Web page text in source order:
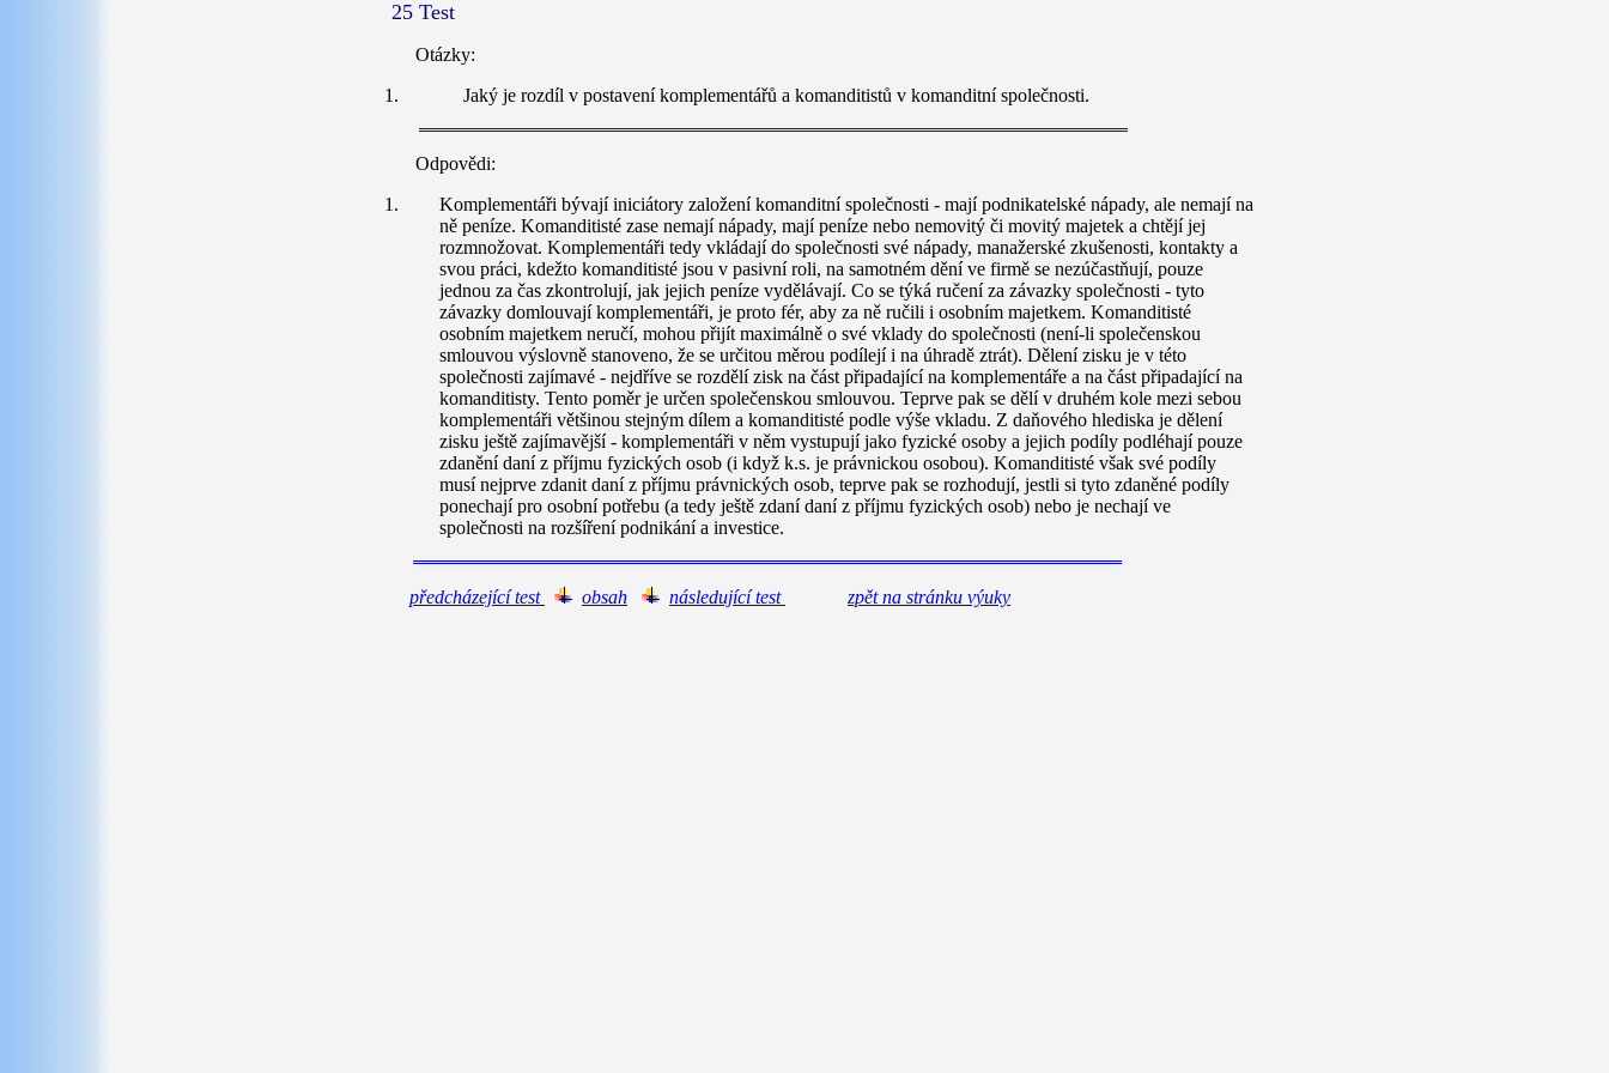
25 Test
Otázky:
Jaký je rozdíl v postavení komplementářů a komanditistů v komanditní společnosti.
Odpovědi:
Komplementáři bývají iniciátory založení komanditní společnosti - mají podnikatelské nápady, ale nemají na
ně peníze. Komanditisté zase nemají nápady, mají peníze nebo nemovitý či movitý majetek a chtějíjej
rozmnožovat. Komplementáři tedy vkládají do společnosti své nápady, manažerské zkušenosti, kontakty a
svou práci, kdežto komanditisté jsou v pasivní roli, na samotném dění ve firmě se nezúčastňují, pouze
jednou za čas zkontrolují, jak jejich peníze vydělávají. Co se týká ručení za závazky společnosti - tyto
závazky domlouvají komplementáři, je proto fér, aby za ně ručili i osobním majetkem. Komanditisté
osobním majetkem neručí, mohou přijít maximálně o své vklady do společnosti (není-li společenskou
smlouvou výslovně stanoveno, že se určitou měrou podílejí i na úhradě ztrát). Dělení zisku je v této
společnosti zajímavé - nejdříve se rozdělí zisk na část připadající na komplementáře a na část připadající na
komanditisty. Tento poměr je určen společenskou smlouvou. Teprve pak se dělí v druhém kole mezi sebou
komplementáři většinou stejným dílem a komanditisté podle výše vkladu. Z daňového hlediska je dělení
zisku ještě zajímavější - komplementáři v něm vystupují jako fyzické osoby a jejich podíly podléhají pouze
zdanění daní z příjmu fyzických osob (i když k.s. je právnickou osobou). Komanditisté však své podíly
musí nejprve zdanit daní z příjmu právnických osob, teprve pak se rozhodují, jestli si tyto zdaněné podíly
ponechají pro osobní potřebu (a tedy ještě zdaní daní z příjmu fyzických osob) nebo je nechají ve
společnosti na rozšíření podnikání a investice.
předcházející test obsah následující test zpět na stránku výuky